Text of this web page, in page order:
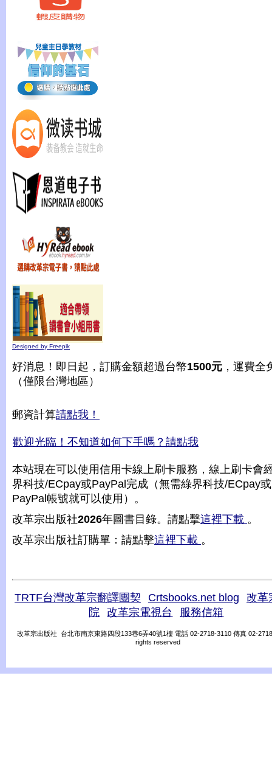
Designed by Freepik
好消息！即日起，訂購金額超過台幣1500元 ，運費全
（僅限台灣地區）
郵資計算請點我！
歡迎光臨！不知道如何下手嗎？請點我
本站現在可以使用信用卡線上刷卡服務，線上刷卡會
界科技/ECpay或PayPal完成（無需綠界科技/ECpay或
PayPal帳號就可以使用）。
改革宗出版社2026年圖書目錄。請點擊這裡下載 。
改革宗出版社訂購單：請點擊這裡下載 。
TRTF台灣改革宗翻譯團契 Crtsbooks.net blog
改革
院
改革宗電視台 服務信箱
改革宗出版社 台北市南京東路四段133巷6弄40號1樓 電話 02-2718-3110 傳真 02-
rights reserved